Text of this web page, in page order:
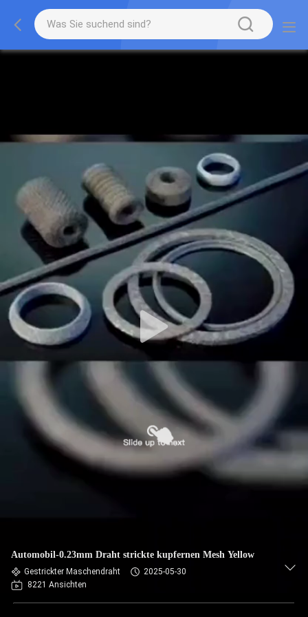
Automobil-0.23mm Draht strickte kupfernen Mesh Yellow
Gestrickter Maschendraht
2025-05-30
8221 Ansichten